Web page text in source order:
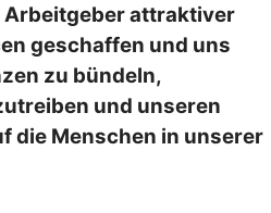
Arbeitgeber attraktiver
geschaffen und uns
zu bündeln,
und unseren
die Menschen in unserer